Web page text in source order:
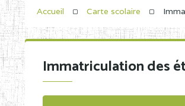
Accueil Carte scolaire
Immatriculation des